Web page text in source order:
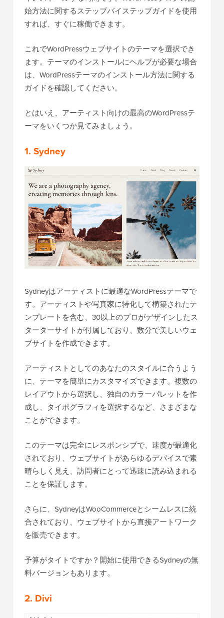
始方法に関するステップバイステップガイドを使用
すれば、すぐに稼働できます。
これでWordPressウェブサイトのテーマを選択でき
ます。テーマのインストールにヘルプが必要な場合
は、WordPressテーマのインストール方法に関する
ガイドを確認してください。
とはいえ、アーティスト向けの最高のWordPressテ
ーマをいくつか見てみましょう。
1. Sydney
Sydneyはアーティストに最適なWordPressテーマで
す。アーティストや写真家に特化して構築されたテ
ンプレートを含む、30以上のプロがデザインしたス
ターターサイトが付属しており、数分で美しいウェ
ブサイトを作成できます。
アーティストとしてのあなたのスタイルに合うよう
に、テーマを簡単にカスタマイズできます。複数の
レイアウトから選択し、独自のカラーパレットを作
成し、タイポグラフィを選択するなど、さまざまな
ことができます。
このテーマは完全にレスポンシブで、速度が最適化
されており、ウェブサイトがあらゆるデバイスで素
晴らしく見え、訪問者にとって迅速に読み込まれる
ことを保証します。
さらに、SydneyはWooCommerceとシームレスに統
合されており、ウェブサイトから直接アートワーク
を販売できます。
予算がタイトですか？開始に使用できるSydneyの無
料バージョンもあります。
2. Divi